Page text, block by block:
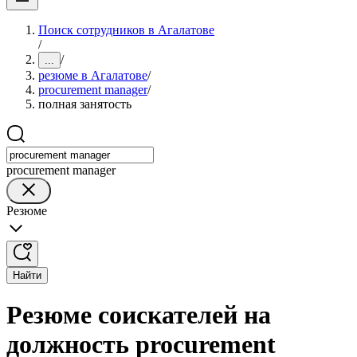
Поиск сотрудников в Агалатове
/
... /
резюме в Агалатове/
procurement manager/
полная занятость
procurement manager
Резюме
Найти
Резюме соискателей на
должность procurement